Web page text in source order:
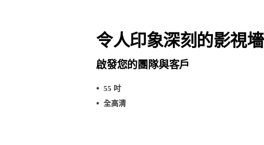
令人印象深刻的影視墻
啟發您的團隊與客戶
55 吋
全高清